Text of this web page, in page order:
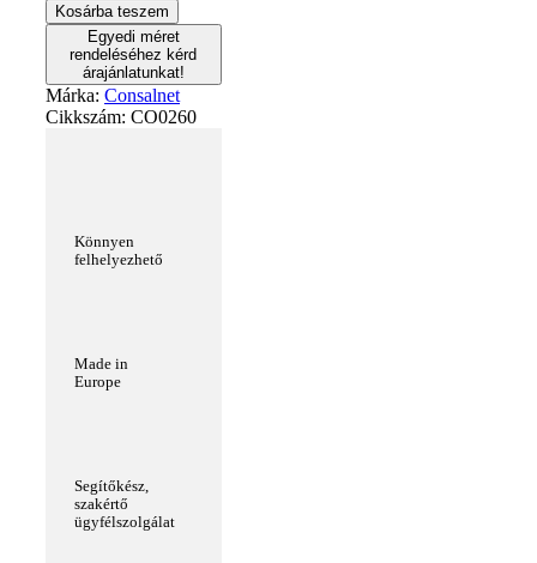
Kosárba teszem
Egyedi méret
rendeléséhez kérd
árajánlatunkat!
Márka: Consalnet
Cikkszám: CO0260
Könnyen
felhelyezhető
Made in
Europe
Segítőkész,
szakértő
ügyfélszolgálat